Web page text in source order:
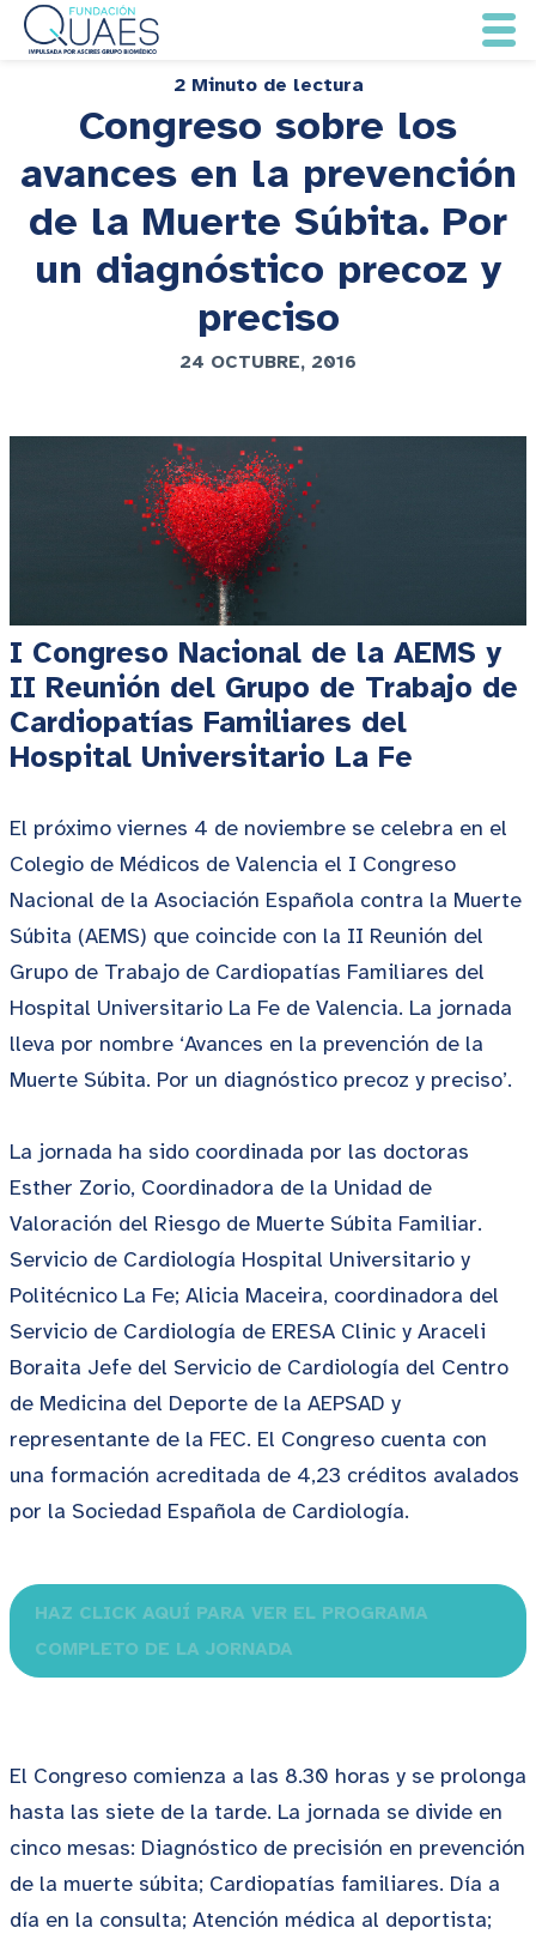
2 Minuto de lectura
Congreso sobre los
avances en la prevención
de la Muerte Súbita. Por
un diagnóstico precoz y
preciso
24 OCTUBRE, 2016
I Congreso Nacional de la AEMS y
II Reunión del Grupo de Trabajo de
Cardiopatías Familiares del
Hospital Universitario La Fe
El próximo viernes 4 de noviembre se celebra en el
Colegio de Médicos de Valencia el I Congreso
Nacional de la Asociación Española contra la Muerte
Súbita (AEMS) que coincide con la II Reunión del
Grupo de Trabajo de Cardiopatías Familiares del
Hospital Universitario La Fe de Valencia. La jornada
lleva por nombre ‘Avances en la prevención de la
Muerte Súbita. Por un diagnóstico precoz y preciso’.
La jornada ha sido coordinada por las doctoras
Esther Zorio, Coordinadora de la Unidad de
Valoración del Riesgo de Muerte Súbita Familiar.
Servicio de Cardiología Hospital Universitario y
Politécnico La Fe; Alicia Maceira, coordinadora del
Servicio de Cardiología de ERESA Clinic y Araceli
Boraita Jefe del Servicio de Cardiología del Centro
de Medicina del Deporte de la AEPSAD y
representante de la FEC. El Congreso cuenta con
una formación acreditada de 4,23 créditos avalados
por la Sociedad Española de Cardiología.
HAZ CLICK AQUÍ PARA VER EL PROGRAMA
COMPLETO DE LA JORNADA
El Congreso comienza a las 8.30 horas y se prolonga
hasta las siete de la tarde. La jornada se divide en
cinco mesas: Diagnóstico de precisión en prevención
de la muerte súbita; Cardiopatías familiares. Día a
día en la consulta; Atención médica al deportista;